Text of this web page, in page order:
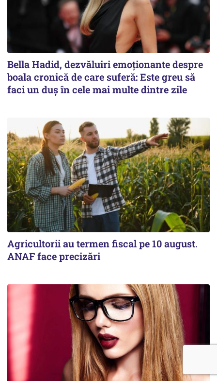
Bella Hadid, dezvăluiri emoționante despre
boala cronică de care suferă: Este greu să
faci un duș în cele mai multe dintre zile
Agricultorii au termen fiscal pe 10 august.
ANAF face precizări